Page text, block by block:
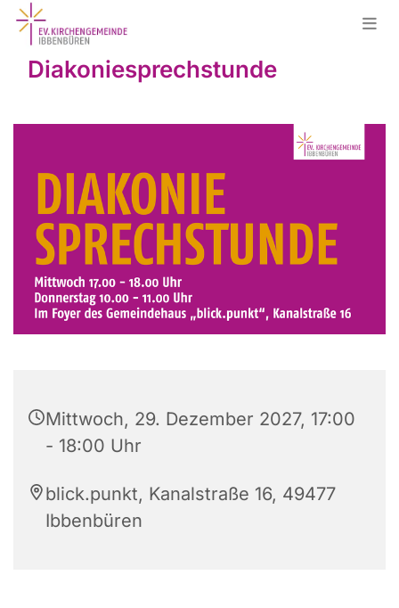
Diakoniesprechstunde
Mittwoch, 29. Dezember 2027, 17:00
- 18:00 Uhr
blick.punkt, Kanalstraße 16, 49477
Ibbenbüren